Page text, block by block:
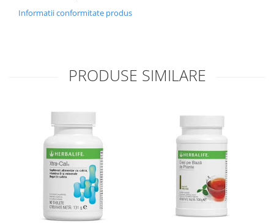
Informatii conformitate produs
PRODUSE SIMILARE